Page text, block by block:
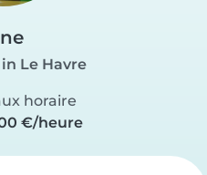
Le Havre
horaire
€/heure